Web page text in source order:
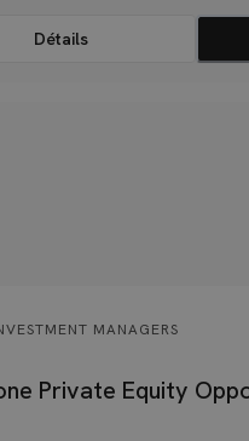
Détails
MANAGERS
Private Equity